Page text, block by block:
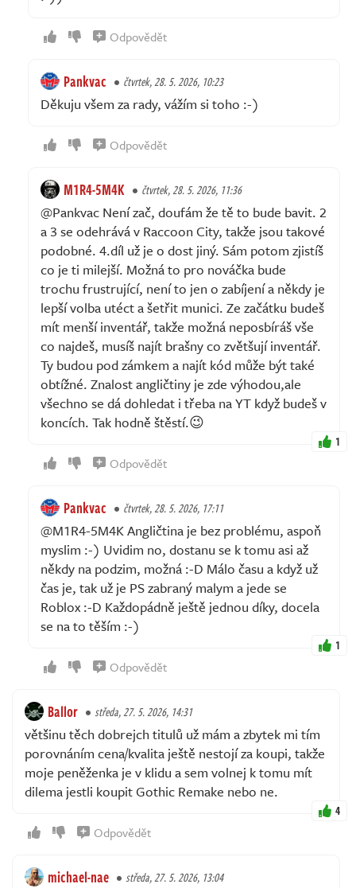
Odpovědět
Pankvac čtvrtek, 28. 5. 2026, 10:23
Děkuju všem za rady, vážím si toho :-)
Odpovědět
M1R4-5M4K čtvrtek, 28. 5. 2026, 11:36
@Pankvac Není zač, doufám že tě to bude bavit. 2
a 3 se odehrává v Raccoon City, takže jsou takové
podobné. 4.díl už je o dost jiný. Sám potom zjistíš
co je ti milejší. Možná to pro nováčka bude
trochu frustrující, není to jen o zabíjení a někdy je
lepší volba utéct a šetřit munici. Ze začátku budeš
mít menší inventář, takže možná neposbíráš vše
co najdeš, musíš najít brašny co zvětšují inventář.
Ty budou pod zámkem a najít kód může být také
obtížné. Znalost angličtiny je zde výhodou,ale
všechno se dá dohledat i třeba na YT když budeš v
koncích. Tak hodně štěstí.😉
1
Odpovědět
Pankvac čtvrtek, 28. 5. 2026, 17:11
@M1R4-5M4K Angličtina je bez problému, aspoň
myslim :-) Uvidim no, dostanu se k tomu asi až
někdy na podzim, možná :-D Málo času a když už
čas je, tak už je PS zabraný malym a jede se
Roblox :-D Každopádně ještě jednou díky, docela
se na to těším :-)
1
Odpovědět
Ballor středa, 27. 5. 2026, 14:31
většinu těch dobrejch titulů už mám a zbytek mi tím
porovnáním cena/kvalita ještě nestojí za koupi, takže
moje peněženka je v klidu a sem volnej k tomu mít
dilema jestli koupit Gothic Remake nebo ne.
4
Odpovědět
michael-nae středa, 27. 5. 2026, 13:04